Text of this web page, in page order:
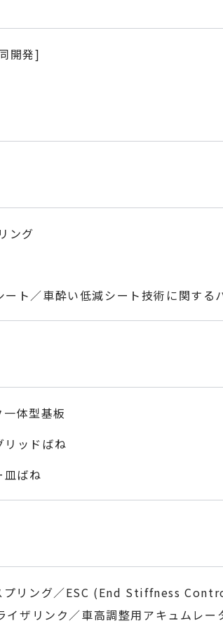
開発]
ング
ト／車酔い低減シート技術に関する
体型基板
リッドばね
皿ばね
プリング／ESC (End Stiffness
ザリンク／車高調整用アキュムレー